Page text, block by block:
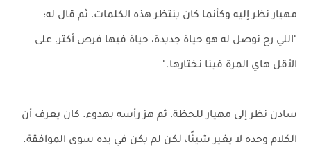
مهيار نظر إليه وكأنما كان ينتظر هذه الكلمات، ثم قال له:
"اللي رح نوصل له هو حياة جديدة، حياة فيها فرص أكتر، على
الأقل هاي المرة فينا نختارها."
سادن نظر إلى مهيار للحظة، ثم هز رأسه بهدوء. كان يعرف أن
الكلام وحده لا يغير شيئًا، لكن لم يكن في يده سوى الموافقة.